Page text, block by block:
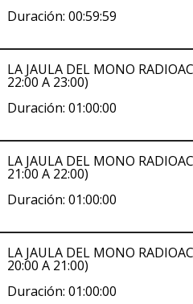
Duración: 00:59:59
LA JAULA DEL MONO
22:00 A 23:00)
Duración: 01:00:00
LA JAULA DEL MONO
21:00 A 22:00)
Duración: 01:00:00
LA JAULA DEL MONO
20:00 A 21:00)
Duración: 01:00:00